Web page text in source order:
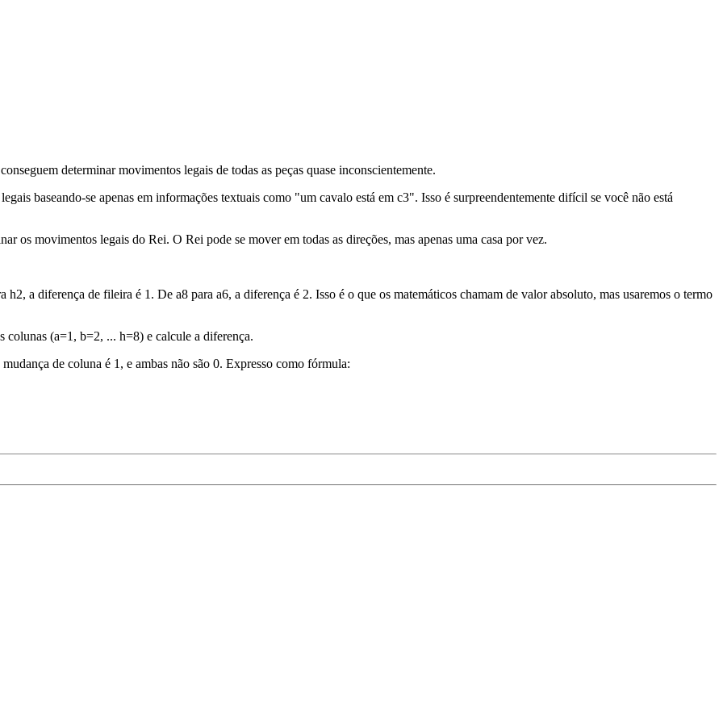
determinar movimentos legais de todas as peças quase inconscientemente.
baseando-se apenas em informações textuais como "um cavalo está em c3". Isso é surpreendentemente difícil se você não está
os movimentos legais do Rei. O Rei pode se mover em todas as direções, mas apenas uma casa por vez.
a diferença de fileira é 1. De a8 para a6, a diferença é 2. Isso é o que os matemáticos chamam de valor absoluto, mas usaremos o termo
(a=1, b=2, ... h=8) e calcule a diferença.
de coluna é 1, e ambas não são 0. Expresso como fórmula: